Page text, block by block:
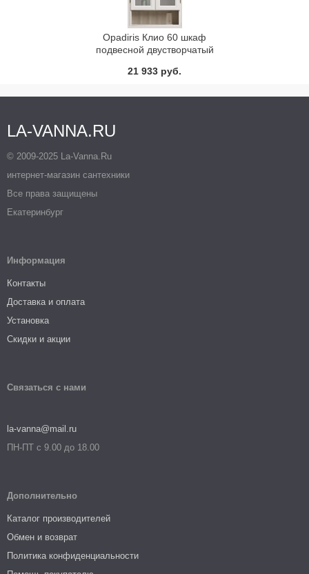
Opadiris Клио 60 шкаф
подвесной двустворчатый
Р46 или Белый Weiss
21 933 руб.
LA-VANNA.RU
© 2009-2025 La-Vanna.Ru
интернет-магазин сантехники
Все права защищены
Екатеринбург
Информация
Контакты
Доставка и оплата
Установка
Скидки и акции
Связаться с нами
la-vanna@mail.ru
ПН-ПТ с 9.00 до 18.00
Дополнительно
Каталог производителей
Обмен и возврат
Политика конфиденциальности